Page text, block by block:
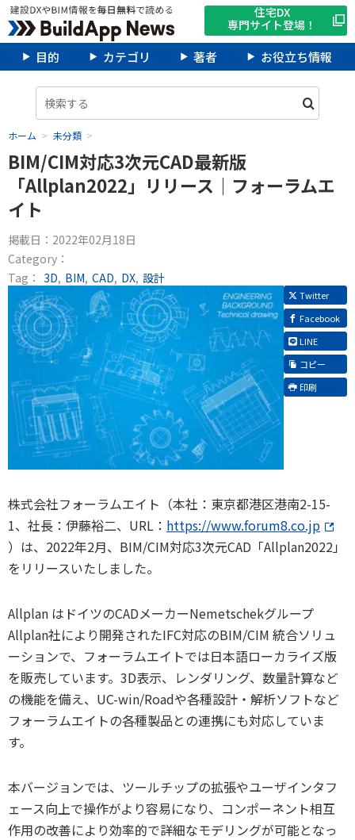
住宅DX
専門サイト登場！
目的 カテゴリ 著者 お役立ち情報
ホーム 未分類
BIM/CIM対応3次元CAD最新版
「Allplan2022」リリース｜フォーラムエ
イト
掲載日： 2022年02月18日
Category：
Tag： 3D BIM CAD DX 設計
Twitter
Facebook
LINE
コピー
印刷
株式会社フォーラムエイト（本社：東京都港区港南2-15-
1、社長：伊藤裕二、URL： https://www.forum8.co.jp
）は、2022年2月、BIM/CIM対応3次元CAD「Allplan2022」
をリリースいたしました。
Allplan はドイツのCADメーカーNemetschekグループ
Allplan社により開発されたIFC対応のBIM/CIM 統合ソリュ
ーションで、フォーラムエイトでは日本語ローカライズ版
を販売しています。3D表示、レンダリング、数量計算など
の機能を備え、UC-win/Roadや各種設計・解析ソフトなど
フォーラムエイトの各種製品との連携にも対応していま
す。
本バージョンでは、ツールチップの拡張やユーザインタフ
ェース向上で操作がより容易になり、コンポーネント相互
作用の改善により効率的で詳細なモデリングが可能となっ